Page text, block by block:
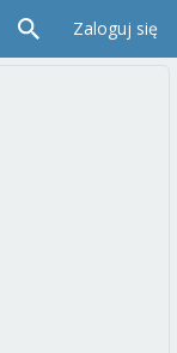
Zaloguj się